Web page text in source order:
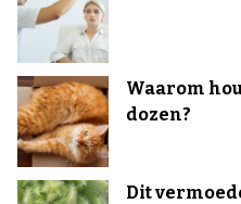
Waarom
dozen?
Dit